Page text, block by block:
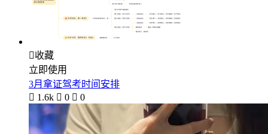
收藏
立即使用
3月拿证驾考时间安排
 1.6k  0  0